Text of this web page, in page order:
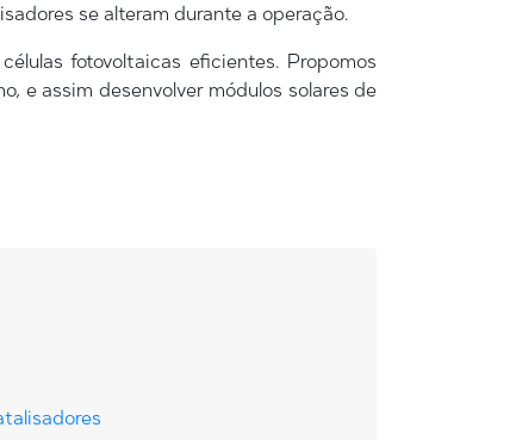
se alteram durante a operação.
fotovoltaicas eficientes. Propomos
e assim desenvolver módulos solares de